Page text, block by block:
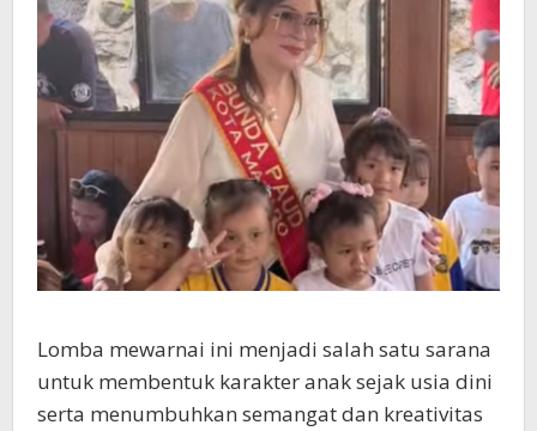
Lomba mewarnai ini menjadi salah satu sarana
untuk membentuk karakter anak sejak usia dini
serta menumbuhkan semangat dan kreativitas